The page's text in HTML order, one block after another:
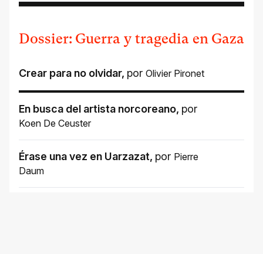
Dossier: Guerra y tragedia en Gaza
Crear para no olvidar, por Olivier Pironet
En busca del artista norcoreano, por
Koen De Ceuster
Érase una vez en Uarzazat, por Pierre
Daum